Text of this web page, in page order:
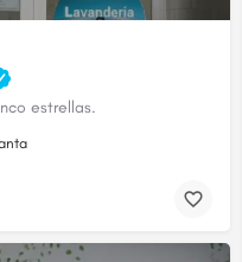
estrellas.